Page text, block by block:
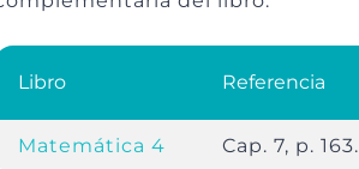
Libro Referencia
Matemática 4 Cap. 7, p. 163.